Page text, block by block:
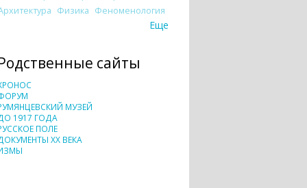
Физика Феноменология
Еще
сайты
МУЗЕЙ
1917 ГОДА
ПОЛЕ
XX ВЕКА